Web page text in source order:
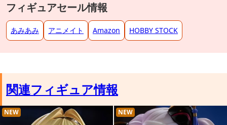
フィギュアセール情報
あみあみ アニメイト Amazon HOBBY STOCK
関連フィギュア情報
NEW NEW